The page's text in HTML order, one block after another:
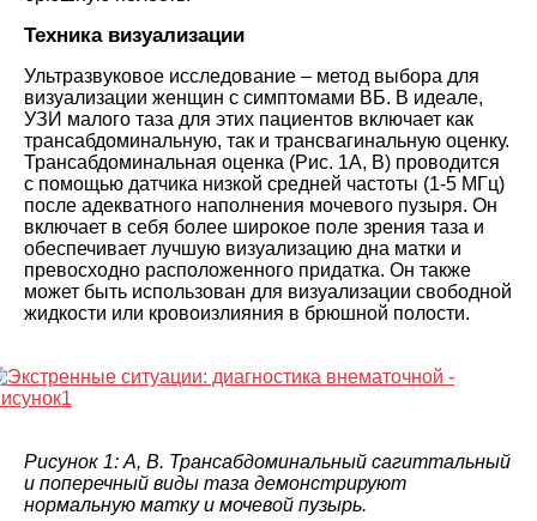
Техника визуализации
Ультразвуковое исследование – метод выбора для
визуализации женщин с симптомами ВБ. В идеале,
УЗИ малого таза для этих пациентов включает как
трансабдоминальную, так и трансвагинальную оценку.
Трансабдоминальная оценка (Рис. 1А, В) проводится
с помощью датчика низкой средней частоты (1-5 МГц)
после адекватного наполнения мочевого пузыря. Он
включает в себя более широкое поле зрения таза и
обеспечивает лучшую визуализацию дна матки и
превосходно расположенного придатка. Он также
может быть использован для визуализации свободной
жидкости или кровоизлияния в брюшной полости.
Рисунок 1: A, B. Трансабдоминальный сагиттальный
и поперечный виды таза демонстрируют
нормальную матку и мочевой пузырь.